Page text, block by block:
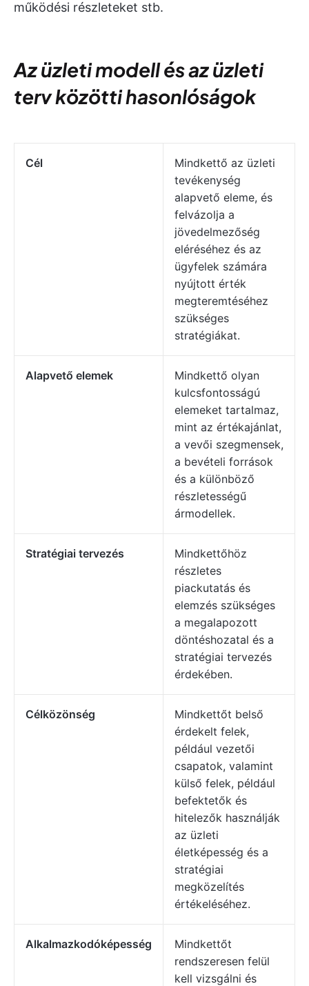
működési részleteket stb.
Az üzleti modell és az üzleti
terv közötti hasonlóságok
Cél
Mindkettő az üzleti
tevékenység
alapvető eleme, és
felvázolja a
jövedelmezőség
eléréséhez és az
ügyfelek számára
nyújtott érték
megteremtéséhez
szükséges
stratégiákat.
Alapvető elemek
Mindkettő olyan
kulcsfontosságú
elemeket tartalmaz,
mint az értékajánlat,
a vevői szegmensek,
a bevételi források
és a különböző
részletességű
ármodellek.
Stratégiai tervezés
Mindkettőhöz
részletes
piackutatás és
elemzés szükséges
a megalapozott
döntéshozatal és a
stratégiai tervezés
érdekében.
Célközönség
Mindkettőt belső
érdekelt felek,
például vezetői
csapatok, valamint
külső felek, például
befektetők és
hitelezők használják
az üzleti
életképesség és a
stratégiai
megközelítés
értékeléséhez.
Alkalmazkodóképesség
Mindkettőt
rendszeresen felül
kell vizsgálni és